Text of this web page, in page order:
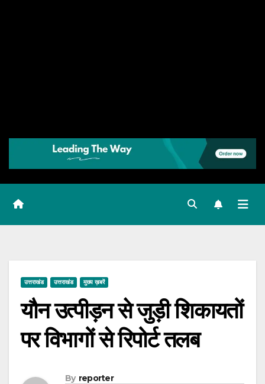
उत्तराखंड उत्तराखंड मुख्य ख़बरें
यौन उत्पीड़न से जुड़ी शिकायतों
पर विभागों से रिपोर्ट तलब
By reporter